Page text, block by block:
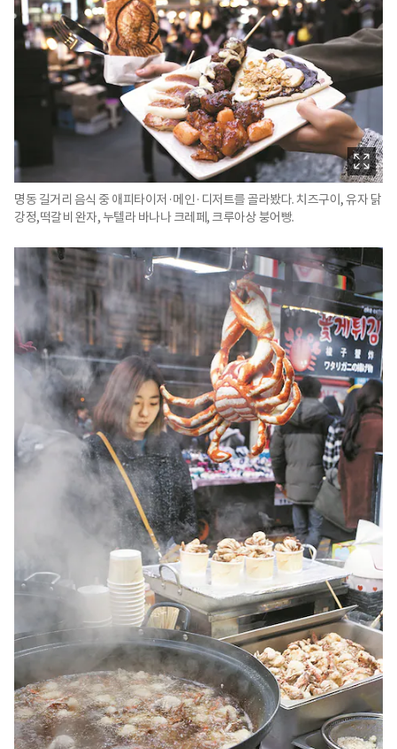
명동 길거리 음식 중 애피타이저·메인·디저트를 골라봤다. 치즈구이, 유자 닭
강정,떡갈비 완자, 누텔라 바나나 크레페, 크루아상 붕어빵.